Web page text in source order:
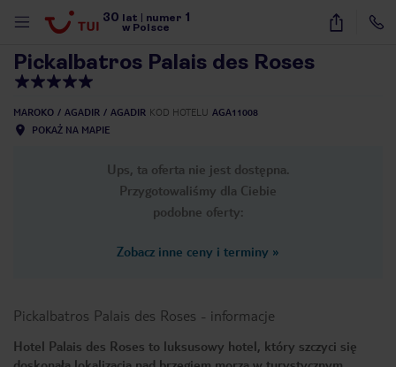
30 lat numer 1
w Polsce
32
Pickalbatros Palais des Roses
MAROKO AGADIR AGADIR KOD HOTELU AGA11008
POKAŻ NA MAPIE
Ups, ta oferta nie jest dostępna.
Przygotowaliśmy dla Ciebie
podobne oferty:
Zobacz inne ceny i terminy »
Pickalbatros Palais des Roses - informacje
Hotel Palais des Roses to luksusowy hotel, który szczyci się